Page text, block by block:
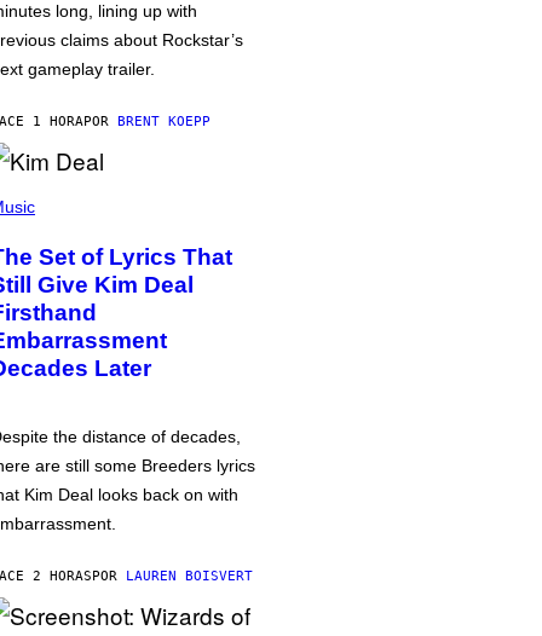
long, lining up with
claims about Rockstar’s
gameplay trailer.
1 HORAPOR BRENT KOEPP
Set of Lyrics That
Give Kim Deal
Later
the distance of decades,
are still some Breeders lyrics
Kim Deal looks back on with
2 HORASPOR LAUREN BOISVERT